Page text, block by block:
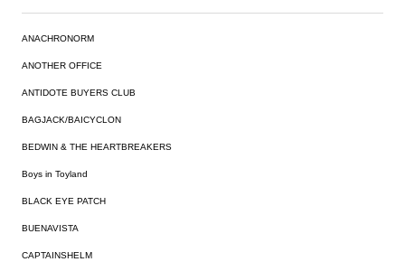
ANACHRONORM
ANOTHER OFFICE
ANTIDOTE BUYERS CLUB
BAGJACK/BAICYCLON
BEDWIN & THE HEARTBREAKERS
Boys in Toyland
BLACK EYE PATCH
BUENAVISTA
CAPTAINSHELM